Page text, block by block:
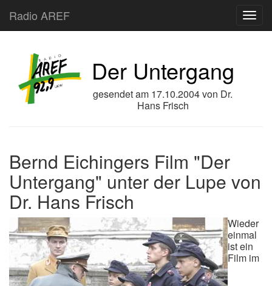
Radio AREF
Der Untergang
gesendet am 17.10.2004von Dr.
Hans Frisch
Bernd Eichingers Film "Der
Untergang" unter der Lupe von
Dr. Hans Frisch
Wieder
einmal
ist ein
Film im